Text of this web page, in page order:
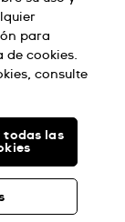
para
de cookies.
consulte
todas las